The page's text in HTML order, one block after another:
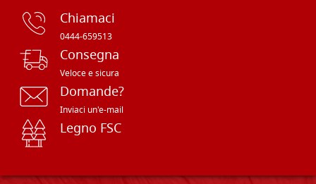
Chiamaci
0444-659513
Consegna
Veloce e sicura
Domande?
Inviaci un'e-mail
Legno FSC